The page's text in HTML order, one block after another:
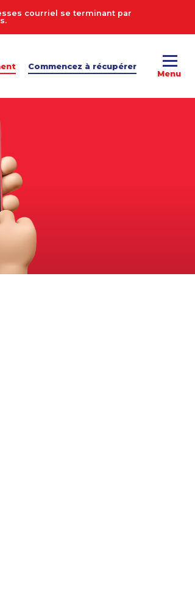
courriel se terminant par
Commencez à récupérer